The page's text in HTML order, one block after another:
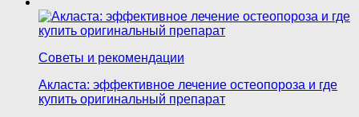
Советы и рекомендации
Акласта: эффективное лечение остеопороза и где
купить оригинальный препарат